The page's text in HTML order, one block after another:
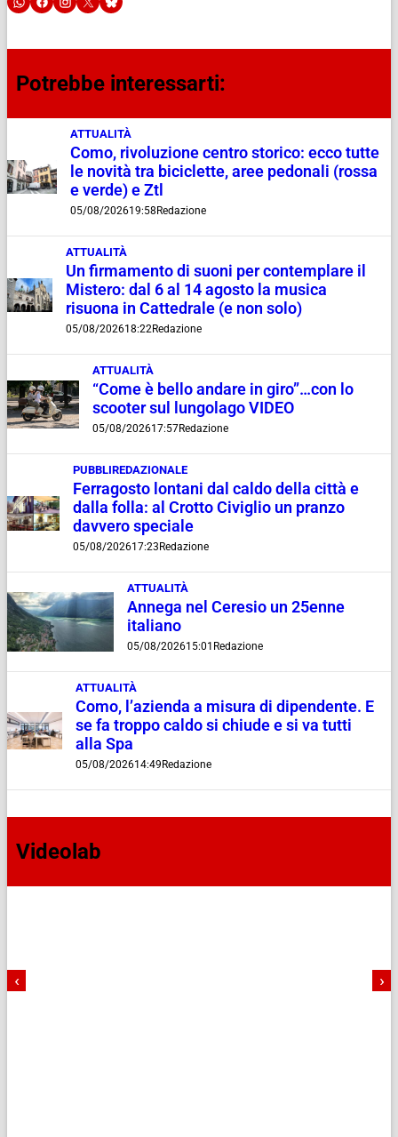
Potrebbe interessarti:
ATTUALITÀ
Como, rivoluzione centro storico: ecco tutte
le novità tra biciclette, aree pedonali (rossa
e verde) e Ztl
05/08/202619:58 Redazione
ATTUALITÀ
Un firmamento di suoni per contemplare il
Mistero: dal 6 al 14 agosto la musica
risuona in Cattedrale (e non solo)
05/08/202618:22Redazione
ATTUALITÀ
“Come è bello andare in giro”…con lo
scooter sul lungolago VIDEO
05/08/202617:57Redazione
PUBBLIREDAZIONALE
Ferragosto lontani dal caldo della città e
dalla folla: al Crotto Civiglio un pranzo
davvero speciale
05/08/202617:23 Redazione
ATTUALITÀ
Annega nel Ceresio un 25enne
italiano
05/08/202615:01 Redazione
ATTUALITÀ
Como, l’azienda a misura di dipendente. E
se fa troppo caldo si chiude e si va tutti
alla Spa
05/08/202614:49 Redazione
Videolab
‹ ›